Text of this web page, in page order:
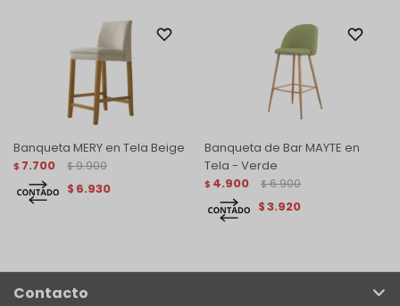
Banqueta MERY en Tela Beige
$ 7.700 $ 9.900
$ 6.930
Banqueta de Bar MAYTE en
Tela - Verde
$ 4.900 $ 6.900
$3.920
Contacto